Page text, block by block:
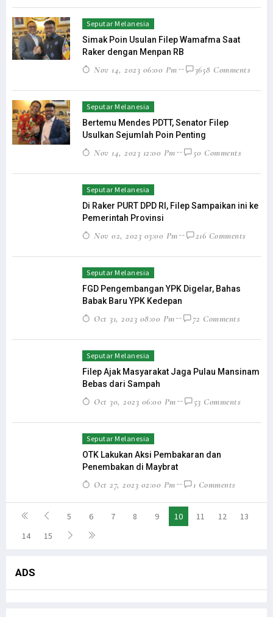
Seputar Melanesia
Simak Poin Usulan Filep Wamafma Saat
Raker dengan Menpan RB
Nov 14, 2023 06:00 Pm 3658 Comments
Seputar Melanesia
Bertemu Mendes PDTT, Senator Filep
Usulkan Sejumlah Poin Penting
Nov 14, 2023 12:00 Pm 50 Comments
Seputar Melanesia
Di Raker PURT DPD RI, Filep Sampaikan ini ke
Pemerintah Provinsi
Nov 02, 2023 03:00 Pm 216 Comments
Seputar Melanesia
FGD Pengembangan YPK Digelar, Bahas
Babak Baru YPK Kedepan
Oct 31, 2023 08:00 Pm 72 Comments
Seputar Melanesia
Filep Ajak Masyarakat Jaga Pulau Mansinam
Bebas dari Sampah
Oct 30, 2023 06:00 Pm 53 Comments
Seputar Melanesia
OTK Lakukan Aksi Pembakaran dan
Penembakan di Maybrat
Oct 27, 2023 02:00 Pm 1 Comments
5 6 7 8 9 10 11 12
13
14
15
ADS